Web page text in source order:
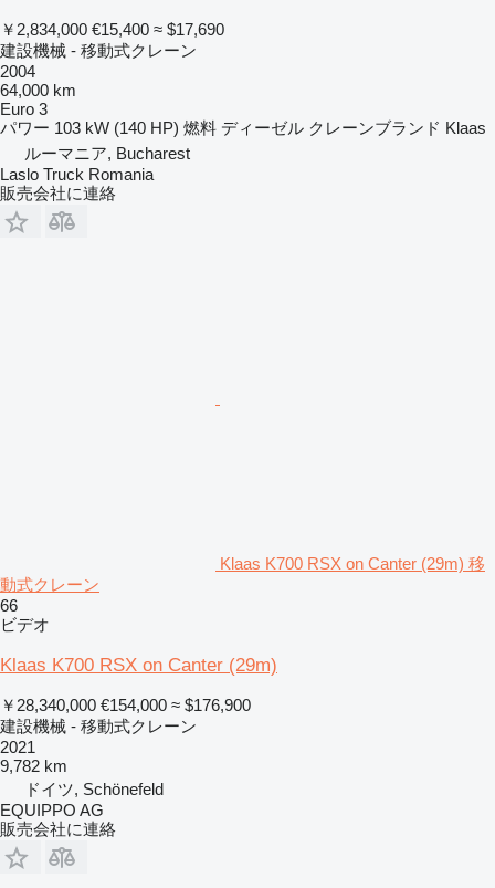
￥2,834,000 €15,400 ≈ $17,690
建設機械 - 移動式クレーン
2004
64,000 km
Euro 3
パワー 103 kW (140 HP) 燃料 ディーゼル クレーンブランド Klaas
ルーマニア, Bucharest
Laslo Truck Romania
販売会社に連絡
Klaas K700 RSX on Canter (29m) 移
動式クレーン
66
ビデオ
Klaas K700 RSX on Canter (29m)
￥28,340,000 €154,000 ≈ $176,900
建設機械 - 移動式クレーン
2021
9,782 km
ドイツ, Schönefeld
EQUIPPO AG
販売会社に連絡